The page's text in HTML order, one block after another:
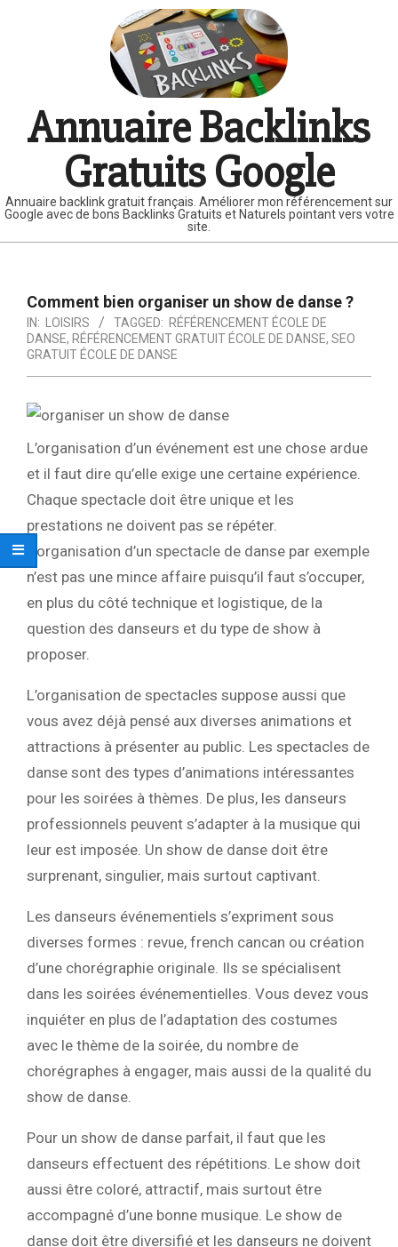
Annuaire Backlinks
Gratuits Google
Annuaire backlink gratuit français. Améliorer mon référencement sur
Google avec de bons Backlinks Gratuits et Naturels pointant vers votre
site.
Navigation
Menu
Comment bien organiser un show de danse ?
IN: LOISIRS TAGGED: RÉFÉRENCEMENT ÉCOLE DE
DANSE, RÉFÉRENCEMENT GRATUIT ÉCOLE DE DANSE, SEO
GRATUIT ÉCOLE DE DANSE
L’organisation d’un événement est une chose ardue
et il faut dire qu’elle exige une certaine expérience.
Chaque spectacle doit être unique et les
prestations ne doivent pas se répéter.
L’organisation d’un spectacle de danse par exemple
n’est pas une mince affaire puisqu’il faut s’occuper,
en plus du côté technique et logistique, de la
question des danseurs et du type de show à
proposer.
L’organisation de spectacles suppose aussi que
vous avez déjà pensé aux diverses animations et
attractions à présenter au public. Les spectacles de
danse sont des types d’animations intéressantes
pour les soirées à thèmes. De plus, les danseurs
professionnels peuvent s’adapter à la musique qui
leur est imposée. Un show de danse doit être
surprenant, singulier, mais surtout captivant.
Les danseurs événementiels s’expriment sous
diverses formes : revue, french cancan ou création
d’une chorégraphie originale. Ils se spécialisent
dans les soirées événementielles. Vous devez vous
inquiéter en plus de l’adaptation des costumes
avec le thème de la soirée, du nombre de
chorégraphes à engager, mais aussi de la qualité du
show de danse.
Pour un show de danse parfait, il faut que les
danseurs effectuent des répétitions. Le show doit
aussi être coloré, attractif, mais surtout être
accompagné d’une bonne musique. Le show de
danse doit être diversifié et les danseurs ne doivent